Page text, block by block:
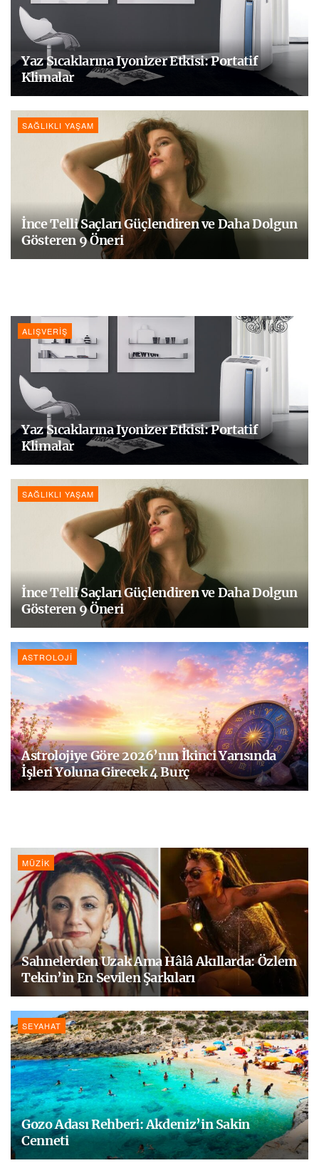
Yaz Sıcaklarına Iyonizer Etkisi: Portatif
Klimalar
SAĞLIKLI YAŞAM
İnce Telli Saçları Güçlendiren ve Daha Dolgun
Gösteren 9 Öneri
ALIŞVERIŞ
Yaz Sıcaklarına Iyonizer Etkisi: Portatif
Klimalar
SAĞLIKLI YAŞAM
İnce Telli Saçları Güçlendiren ve Daha Dolgun
Gösteren 9 Öneri
ASTROLOJI
Astrolojiye Göre 2026’nın İkinci Yarısında
İşleri Yoluna Girecek 4 Burç
MÜZIK
Sahnelerden Uzak Ama Hâlâ Akıllarda: Özlem
Tekin’in En Sevilen Şarkıları
SEYAHAT
Gozo Adası Rehberi: Akdeniz’in Sakin
Cenneti